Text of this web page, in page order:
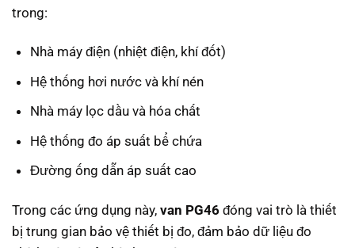
trong:
Nhà máy điện (nhiệt điện, khí đốt)
Hệ thống hơi nước và khí nén
Nhà máy lọc dầu và hóa chất
Hệ thống đo áp suất bể chứa
Đường ống dẫn áp suất cao
Trong các ứng dụng này, van PG46 đóng vai trò là thiết
bị trung gian bảo vệ thiết bị đo, đảm bảo dữ liệu đo